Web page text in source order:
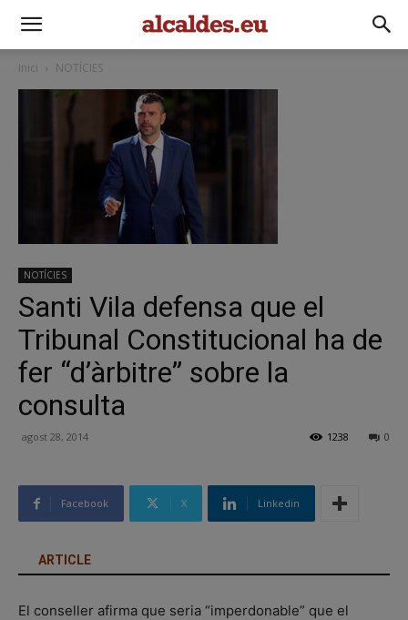
Inici NOTÍCIES
NOTÍCIES
Santi Vila defensa que el
Tribunal Constitucional ha de
fer “d’àrbitre” sobre la
consulta
agost 28, 2014 0
1238
Facebook X Linkedin
ARTICLE
El conseller afirma que seria “imperdonable” que el